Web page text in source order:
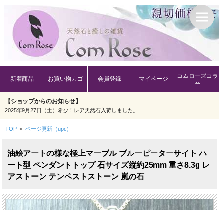
新着商品 お買い物カゴ 会員登録 マイページ
コムローズコラ
ム
【ショップからのお知らせ】
2025年9月27日（土）希少！レア天然石入荷しました。
TOP > ページ更新（upd）
油絵アートの様な極上マーブル ブルーピーターサイト ハ
ート型 ペンダントトップ 石サイズ縦約25mm 重さ8.3g レ
アストーン テンペストストーン 嵐の石